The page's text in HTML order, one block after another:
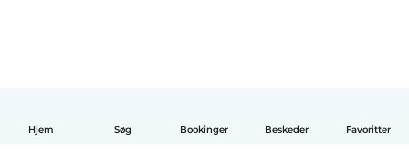
Hjem Søg Bookinger Beskeder Favoritter